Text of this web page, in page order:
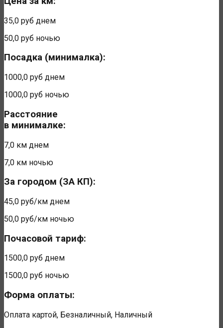
35,0 руб днем
50,0 руб ночью
Посадка (минималка):
1000,0 руб днем
1000,0 руб ночью
Расстояние
в минималке:
7,0 км днем
7,0 км ночью
За городом (ЗА КП):
45,0 руб/км днем
50,0 руб/км ночью
Почасовой тариф:
1500,0 руб днем
1500,0 руб ночью
Форма оплаты:
Оплата картой, Безналичный, Наличный